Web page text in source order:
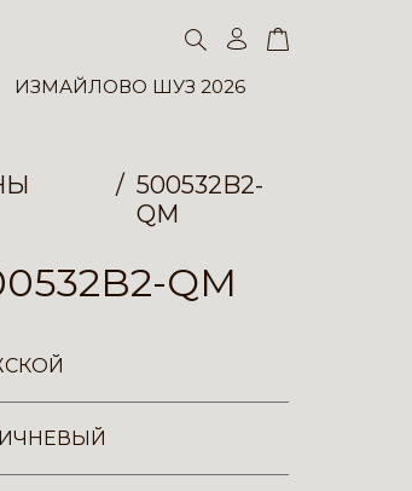
ИЗМАЙЛОВО ШУЗ 2026
500532B2-
QM
QM